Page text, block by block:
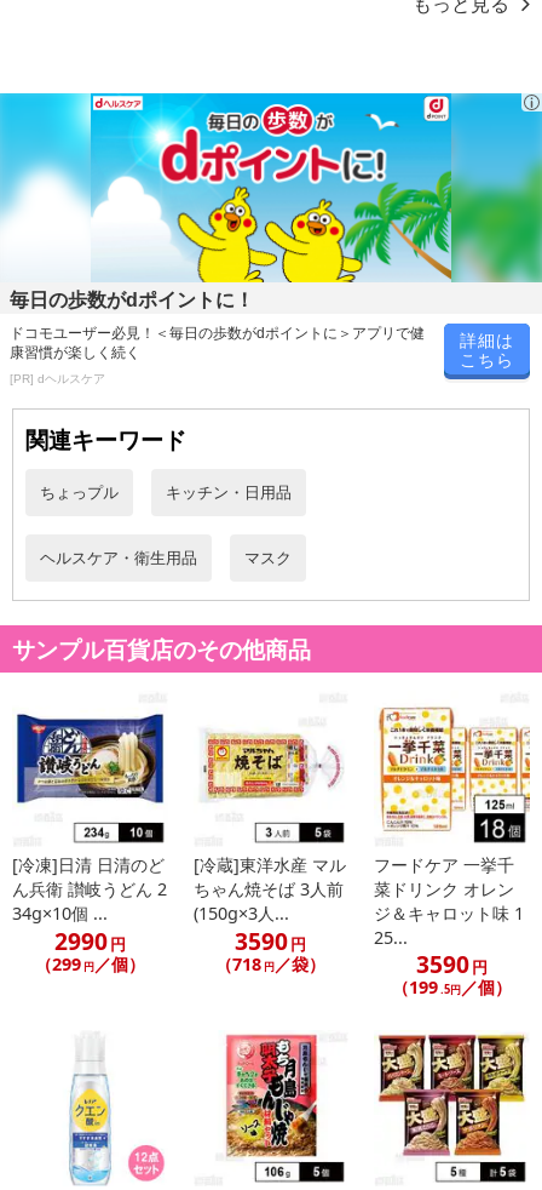
合がございます。
あらかじめご了承いただいた上でお申込みください。なお、本理由
によるお申込み後のキャンセル・返品交換は対応いたしかねます。
【お支払いについて】
※お支払い方法は、電話料金合算払い、クレジットカード払い、dポ
イントがご利用いただけます。
【発送・お届け・商品について】
※お申込み頂きました商品の同梱、お届けの日時指定はいたしかね
ます。
金はいたしかねます。
また、お届け日時のご指定は、お受けできません。宅配業者からの
不在票にてご対応ください。
※dショッピングサンプル百貨店よりお届けする商品は、ご利用いた
だいた後のご感想をいただくことを目的としており、転売等は固く
禁じます。
転売等、目的以外での利用が確認された場合は、サービス利用を停
止させていただきます。
【配送伝票番号について】
※こちらの商品については商品の発送完了後、
配送伝票番号がマイページに表示されない場合もございます。予
めご了承ください。
発送日カレンダー
休業日
毎日の歩数がdポイントに！
ドコモユーザー必見！＜毎日の歩数がdポイントに＞アプリで健
康習慣が楽しく続く
[PR] dヘルスケア
詳細は
こちら
関連キーワード
ちょっプル キッチン・日用品
ヘルスケア・衛生用品 マスク
サンプル百貨店のその他商品
[冷凍]日清 日清のど
ん兵衛 讃岐うどん 2
34g×10個 ...
2990円
（299 円／個）
[冷蔵]東洋水産 マル
ちゃん焼そば 3人前
(150g×3人...
3590円
（718 円／袋）
フードケア 一挙千
菜ドリンク オレン
ジ＆キャロット味 1
25...
3590円
（199.5円／個）